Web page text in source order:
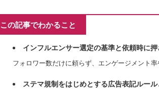
この記事でわかること
インフルエンサー選定の基準と依頼時に
フォロワー数だけに頼らず、エンゲージメント
ステマ規制をはじめとする広告表記ルー